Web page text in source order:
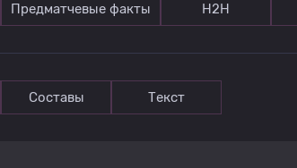
Предматчевые факты Н2Н
Составы Текст